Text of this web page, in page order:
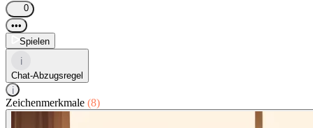
0
•••
Spielen
i
Chat-Abzugsregel
i
Zeichenmerkmale (8)